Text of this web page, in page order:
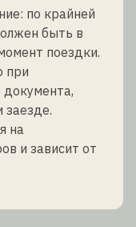
по крайней
быть в
поездки.
при
документа,
заезде.
на
и зависит от